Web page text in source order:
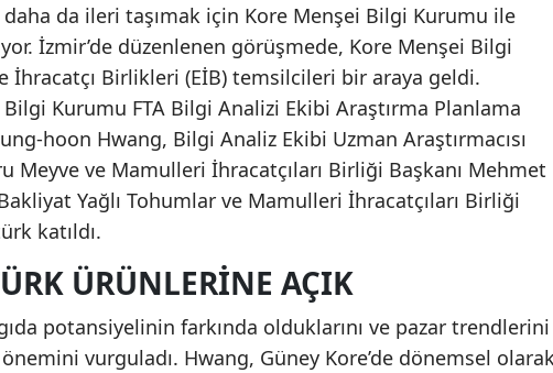
daha da ileri taşımak için Kore Menşei Bilgi Kurumu ile
İzmir’de düzenlenen görüşmede, Kore Menşei Bilgi
İhracatçı Birlikleri (EİB) temsilcileri bir araya geldi.
Kurumu FTA Bilgi Analizi Ekibi Araştırma Planlama
hoon Hwang, Bilgi Analiz Ekibi Uzman Araştırmacısı
Meyve ve Mamulleri İhracatçıları Birliği Başkanı Mehmet
Yağlı Tohumlar ve Mamulleri İhracatçıları Birliği
katıldı.
ÜRÜNLERINE AÇIK
potansiyelinin farkında olduklarını ve pazar trendlerini
vurguladı. Hwang, Güney Kore’de dönemsel